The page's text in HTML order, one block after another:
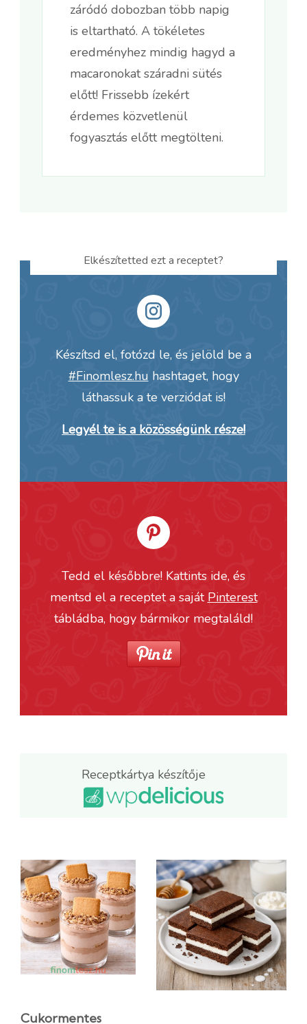
záródó dobozban több napig
is eltartható. A tökéletes
eredményhez mindig hagyd a
macaronokat száradni sütés
előtt! Frissebb ízekért
érdemes közvetlenül
fogyasztás előtt megtölteni.
Elkészítetted ezt a receptet?
Készítsd el, fotózd le, és jelöld be a
#Finomlesz.hu hashtaget, hogy
láthassuk a te verziódat is!
Legyél te is a közösségünk része!
Tedd el későbbre! Kattints ide, és
mentsd el a receptet a saját Pinterest
tábládba, hogy bármikor megtaláld!
Receptkártya készítője
Cukormentes